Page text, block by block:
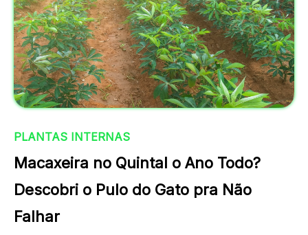
PLANTAS INTERNAS
Macaxeira no Quintal o Ano Todo?
Descobri o Pulo do Gato pra Não
Falhar